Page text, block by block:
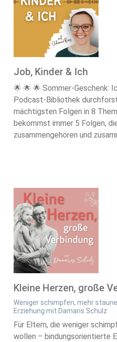
Job, Kinder & Ich
🌟 🌟 🌟 Sommer-Geschenk:
Podcast-Bibliothek
mächtigsten Folgen in 8
bekommst immer 5 Folgen,
zusammengehören und
Kleine Herzen, große
Weniger schimpfen, mehr
Erziehung mit Damaris Schulz
Für Eltern, die weniger
wollen – bindungsorientierte